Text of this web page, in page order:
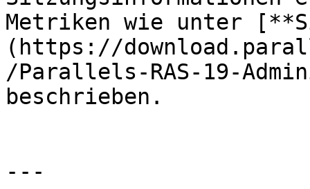
Metriken wie unter
(https://
/Parallels-RAS-19-
beschrieben.
---